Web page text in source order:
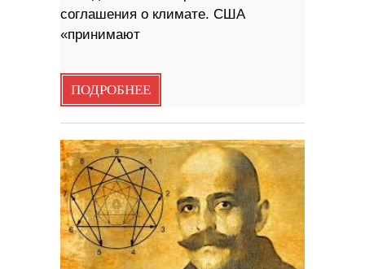
соглашения о климате. США
«принимают
ПОДРОБНЕЕ